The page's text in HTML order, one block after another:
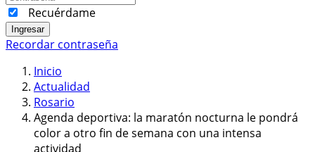
Recuérdame
Ingresar
Recordar contraseña
Inicio
Actualidad
Rosario
Agenda deportiva: la maratón nocturna le pondrá
color a otro fin de semana con una intensa
actividad